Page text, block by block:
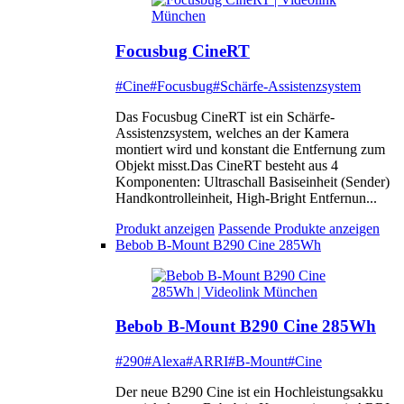
Focusbug CineRT
#Cine#Focusbug#Schärfe-Assistenzsystem
Das Focusbug CineRT ist ein Schärfe-
Assistenzsystem, welches an der Kamera
montiert wird und konstant die Entfernung zum
Objekt misst.Das CineRT besteht aus 4
Komponenten: Ultraschall Basiseinheit (Sender)
Handkontrolleinheit, High-Bright Entfernun...
Produkt anzeigen Passende Produkte anzeigen
Bebob B-Mount B290 Cine 285Wh
Bebob B-Mount B290 Cine 285Wh
#290#Alexa#ARRI#B-Mount#Cine
Der neue B290 Cine ist ein Hochleistungsakku